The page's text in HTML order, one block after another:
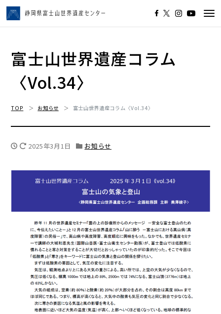
富士山世界遺産コラム
〈Vol.34〉
TOP お知らせ 富士山世界遺産コラム〈Vol.34〉
2025年3月1日 お知らせ